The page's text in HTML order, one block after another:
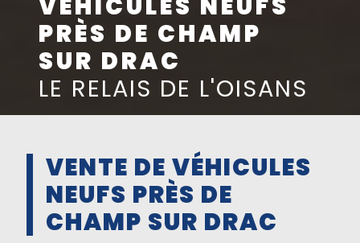
VÉHICULES NEUFS
PRÈS DE CHAMP
SUR DRAC
LE RELAIS DE L'OISANS
VENTE DE VÉHICULES
NEUFS PRÈS DE
CHAMP SUR DRAC